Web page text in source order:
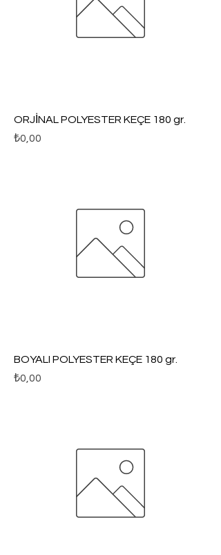
ORJİNAL POLYESTER KEÇE 180 gr.
Fiyat
₺0,00
BOYALI POLYESTER KEÇE 180 gr.
Fiyat
₺0,00